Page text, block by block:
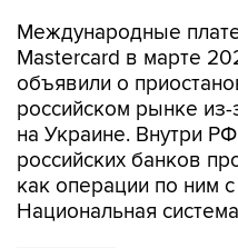
Международные
Mastercard в марте
объявили о
российском рынке
на Украине. Внутри
российских банков
как операции по ним
Национальная